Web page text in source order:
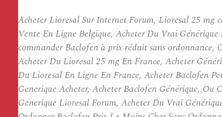
Acheter Lioresal Sur Internet Forum, Lioresal 25 mg
Vente En Ligne Belgique, Acheter Du Vrai
commander Baclofen à prix réduit sans
Acheter Du Lioresal 25 mg En France, Acheter
Du Lioresal En Ligne En France, Acheter Baclofen
Generique Acheter, Acheter Baclofen Générique,
Generique Lioresal Forum, Acheter Du Vrai